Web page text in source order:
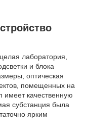
лаборатория,
и блока
оптическая
помещенных на
имеет качественную
субстанция была
ярким